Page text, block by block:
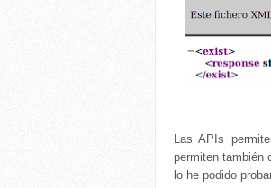
Las APIs
permiten también
lo he podido